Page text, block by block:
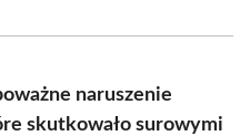
naruszenie
skutkowało surowymi